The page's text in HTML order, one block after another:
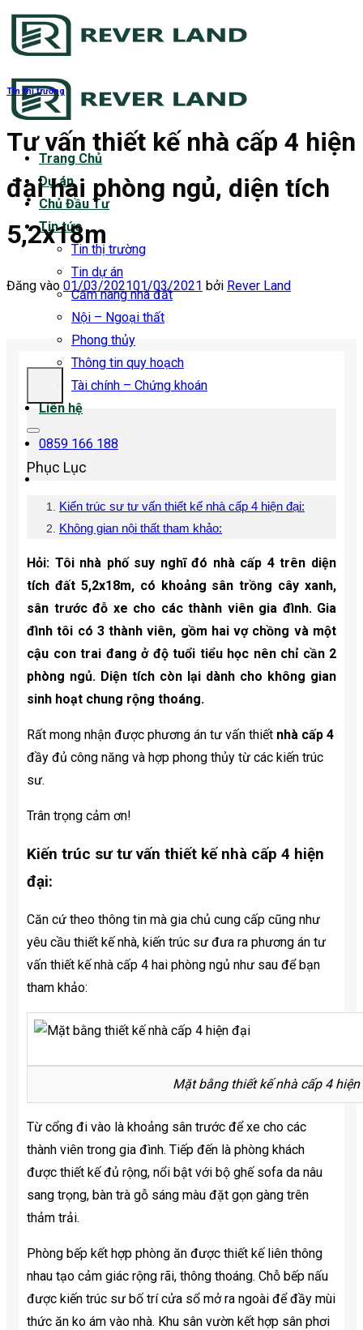
Bỏ
qua
dung
Trang Chủ
Dự án
Chủ Đầu Tư
Tin tức
Tin thị trường
Tin dự án
Cẩm nang nhà đất
Nội – Ngoại thất
Phong thủy
Thông tin quy hoạch
Tài chính – Chứng khoán
Liên hệ
0859 166 188
Tin thị trường
Tư vấn thiết kế nhà cấp 4 hiện
đại hai phòng ngủ, diện tích
5,2x18m
Đăng vào 01/03/202101/03/2021 bởi Rever Land
Phục Lục
Kiến trúc sư tư vấn thiết kế nhà cấp 4 hiện đại:
Không gian nội thất tham khảo:
Hỏi: Tôi nhà phố suy nghĩ đó nhà cấp 4 trên diện
tích đất 5,2x18m, có khoảng sân trồng cây xanh,
sân trước đỗ xe cho các thành viên gia đình. Gia
đình tôi có 3 thành viên, gồm hai vợ chồng và một
cậu con trai đang ở độ tuổi tiểu học nên chỉ cần 2
phòng ngủ. Diện tích còn lại dành cho không gian
sinh hoạt chung rộng thoáng.
Rất mong nhận được phương án tư vấn thiết nhà cấp 4
đầy đủ công năng và hợp phong thủy từ các kiến trúc
sư.
Trân trọng cảm ơn!
Kiến trúc sư tư vấn thiết kế nhà cấp 4 hiện
đại:
Căn cứ theo thông tin mà gia chủ cung cấp cũng như
yêu cầu thiết kế nhà, kiến trúc sư đưa ra phương án tư
vấn thiết kế nhà cấp 4 hai phòng ngủ như sau để bạn
tham khảo:
Mặt bằng thiết kế nhà cấp 4
Từ cổng đi vào là khoảng sân trước để xe cho các
thành viên trong gia đình. Tiếp đến là phòng khách
được thiết kế đủ rộng, nổi bật với bộ ghế sofa da nâu
sang trọng, bàn trà gỗ sáng màu đặt gọn gàng trên
thảm trải.
Phòng bếp kết hợp phòng ăn được thiết kế liên thông
nhau tạo cảm giác rộng rãi, thông thoáng. Chỗ bếp nấu
được kiến trúc sư bố trí cửa sổ mở ra ngoài để đầy mùi
thức ăn ko ám vào nhà. Khu sân vườn kết hợp sân phơi